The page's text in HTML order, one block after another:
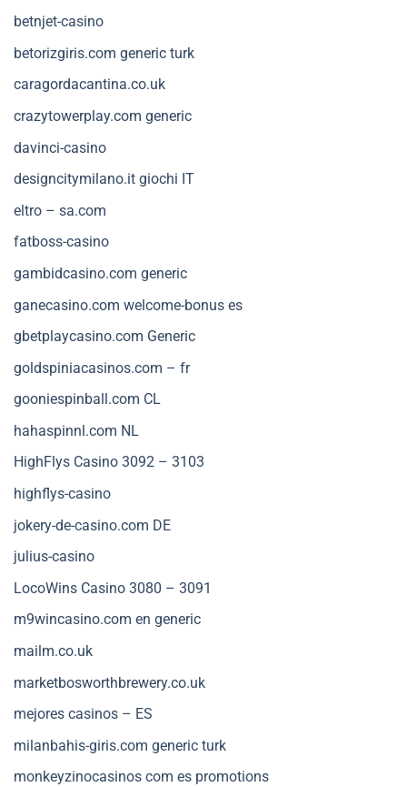
betnjet-casino
betorizgiris.com generic turk
caragordacantina.co.uk
crazytowerplay.com generic
davinci-casino
designcitymilano.it giochi IT
eltro – sa.com
fatboss-casino
gambidcasino.com generic
ganecasino.com welcome-bonus es
gbetplaycasino.com Generic
goldspiniacasinos.com – fr
gooniespinball.com CL
hahaspinnl.com NL
HighFlys Casino 3092 – 3103
highflys-casino
jokery-de-casino.com DE
julius-casino
LocoWins Casino 3080 – 3091
m9wincasino.com en generic
mailm.co.uk
marketbosworthbrewery.co.uk
mejores casinos – ES
milanbahis-giris.com generic turk
monkeyzinocasinos com es promotions